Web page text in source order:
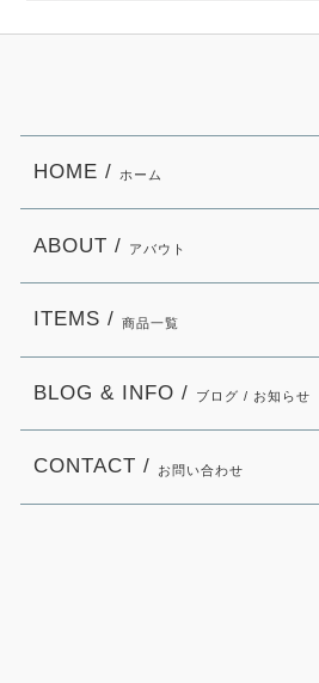
HOME / ホーム
ABOUT / アバウト
ITEMS / 商品一覧
BLOG & INFO / ブログ / お知らせ
CONTACT / お問い合わせ